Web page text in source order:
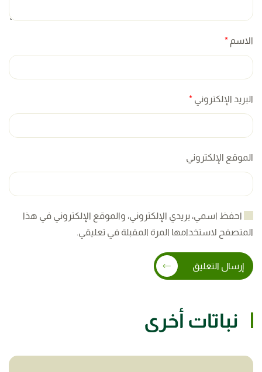
الاسم *
البريد الإلكتروني *
الموقع الإلكتروني
احفظ اسمي، بريدي الإلكتروني، والموقع الإلكتروني في هذا
المتصفح لاستخدامها المرة المقبلة في تعليقي.
إرسال التعليق
نباتات أخرى